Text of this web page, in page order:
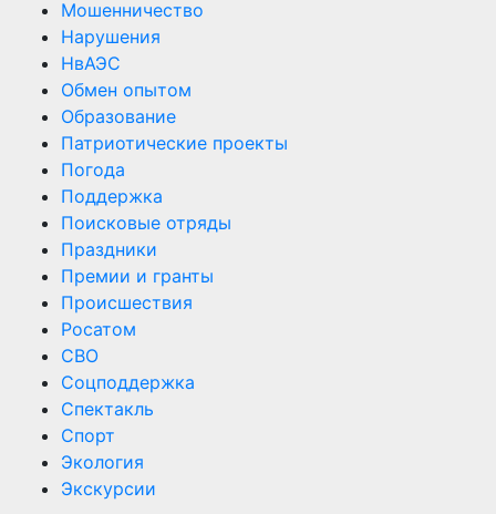
Мошенничество
Нарушения
НвАЭС
Обмен опытом
Образование
Патриотические проекты
Погода
Поддержка
Поисковые отряды
Праздники
Премии и гранты
Происшествия
Росатом
СВО
Соцподдержка
Спектакль
Спорт
Экология
Экскурсии